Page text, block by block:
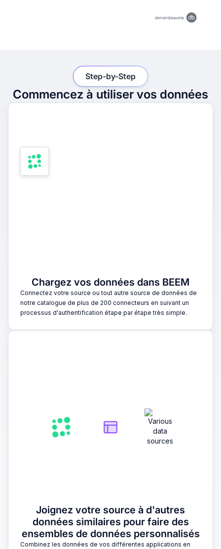
Commencez à utiliser vos données
Step-by-Step
Chargez vos données dans BEEM
Connectez votre source ou tout autre source de données de
notre catalogue de plus de 200 connecteurs en suivant un
processus d'authentification étape par étape très simple.
Joignez votre source à d'autres
données similaires pour faire des
ensembles de données personnalisés
Combinez les données de vos différentes applications en